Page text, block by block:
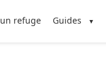
refuge Guides